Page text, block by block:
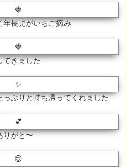
年長児がいちご摘み
てきました
ぷりと持ち帰ってくれました
りがと〜